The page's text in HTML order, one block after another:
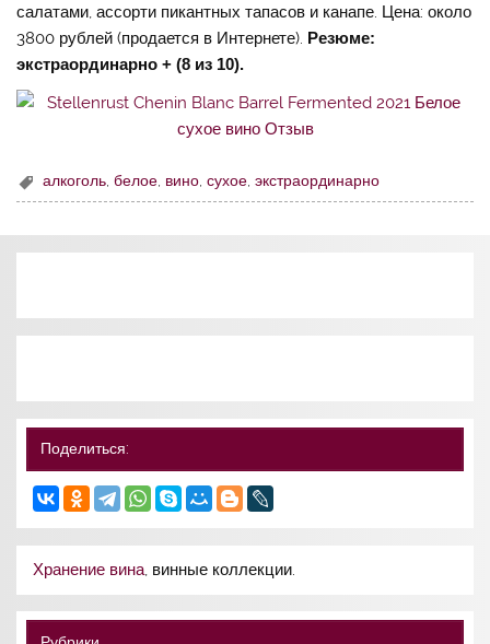
салатами, ассорти пикантных тапасов и канапе. Цена: около
3800 рублей (продается в Интернете). Резюме:
экстраординарно + (8 из 10).
алкоголь ,белое вино ,сухое ,экстраординарно
Поделиться:
Хранение вина, винные коллекции.